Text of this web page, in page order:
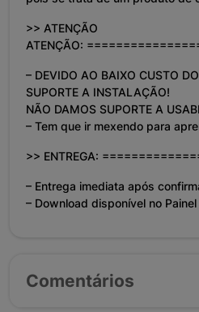
>> ATENÇÃO
ATENÇÃO:
– DEVIDO AO BAIXO CUSTO
SUPORTE A INSTALAÇÃO!
NÃO DAMOS SUPORTE A
– Tem que ir mexendo para
>> ENTREGA:
– Entrega imediata após
– Download disponível no
Comentários